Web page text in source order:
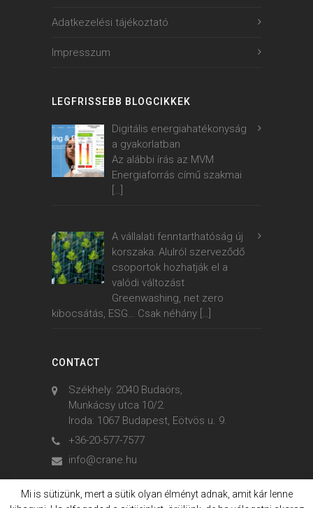
Adatkezelési tájékoztató
Impresszum
LEGFRISSEBB BLOGCIKKEK
Digitális energiahatékonyság
a gyakorlatban
Az alábbi írás az MVM
Energiaforrás című szakmai
[…]
A vállalati fenntarthatóság új
korszaka: Alulról szerveződő
csoportok hozhatják el a
valódi változást
Greenwashing, net zero
kibocsátás, ESG… Csak néhány […]
CONTACT
Székhely: 2040 Budaörs,
Munkácsy utca 10/2.
Iroda: 1067 Budapest, Eötvös u. 9.
+36-20-577-7577
info@crane.hu
Mi is sütizünk, mert a sütik olyan élményt adnak, amit kár lenne